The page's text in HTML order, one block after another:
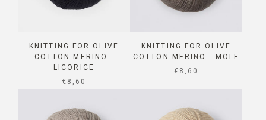
KNITTING FOR OLIVE
COTTON MERINO -
LICORICE
SALE PRICE
€8,60
KNITTING FOR OLIVE
COTTON MERINO - MOLE
SALE PRICE
€8,60